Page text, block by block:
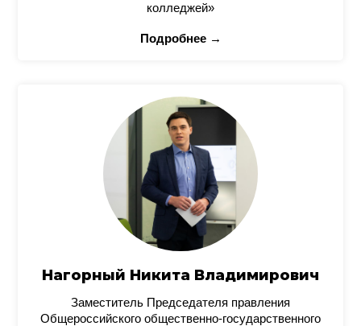
колледжей»
Подробнее →
Нагорный Никита Владимирович
Заместитель Председателя правления
Общероссийского общественно-государственного